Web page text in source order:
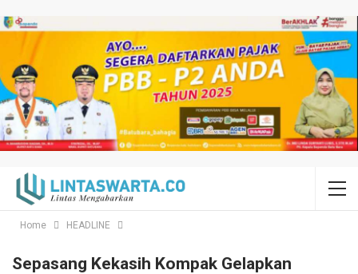
Home HEADLINE
Sepasang Kekasih Kompak Gelapkan